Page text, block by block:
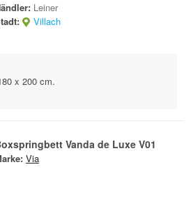
Leiner
Villach
x 200 cm.
Vanda de Luxe V01
Via